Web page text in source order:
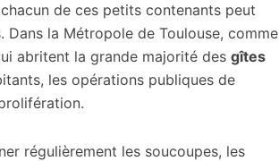
de ces petits contenants peut
la Métropole de Toulouse, comme
abritent la grande majorité des gîtes
les opérations publiques de
régulièrement les soucoupes, les